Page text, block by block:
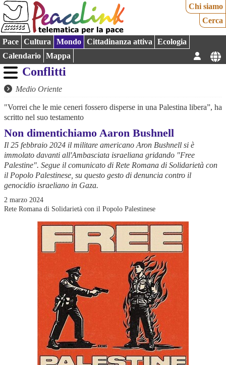
Chi siamo
Cerca
Pace Cultura Mondo Cittadinanza attiva
Ecologia
Calendario
Mappa
Conflitti
Medio Oriente
"Vorrei che le mie ceneri fossero disperse in una Palestina libera”, ha
scritto nel suo testamento
Non dimentichiamo Aaron Bushnell
Il 25 febbraio 2024 il militare americano Aron Bushnell si è
immolato davanti all'Ambasciata israeliana gridando "Free
Palestine". Segue il comunicato di Rete Romana di Solidarietà con
il Popolo Palestinese, su questo gesto di denuncia contro il
genocidio israeliano in Gaza.
2 marzo 2024
Rete Romana di Solidarietà con il Popolo Palestinese